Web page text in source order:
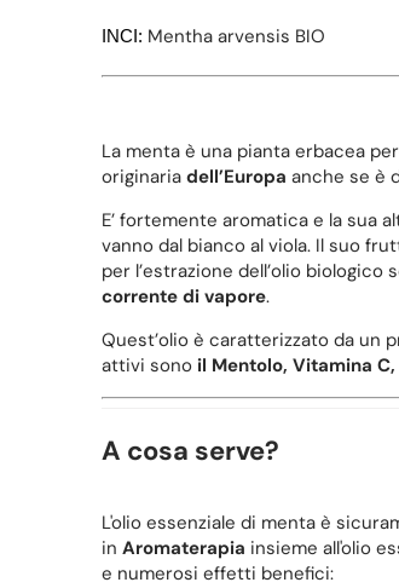
INCI: Mentha arvensis BIO
La menta è una pianta erbacea
originaria dell’Europa anche se è
E’ fortemente aromatica e la sua
vanno dal bianco al viola. Il suo
per l’estrazione dell’olio biologico
corrente di vapore.
Quest’olio è caratterizzato da un
attivi sono il Mentolo, Vitamina
A cosa serve?
L'olio essenziale di menta è
in Aromaterapia insieme all'olio
e numerosi effetti benefici: